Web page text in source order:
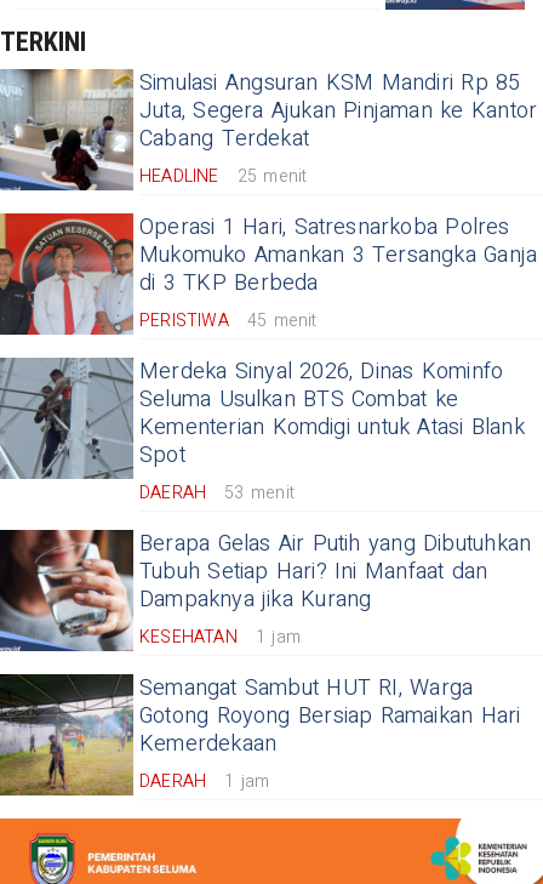
TERKINI
Simulasi Angsuran KSM Mandiri Rp 85
Juta, Segera Ajukan Pinjaman ke Kantor
Cabang Terdekat
HEADLINE 25 menit
Operasi 1 Hari, Satresnarkoba Polres
Mukomuko Amankan 3 Tersangka Ganja
di 3 TKP Berbeda
PERISTIWA 45 menit
Merdeka Sinyal 2026, Dinas Kominfo
Seluma Usulkan BTS Combat ke
Kementerian Komdigi untuk Atasi Blank
Spot
DAERAH 53 menit
Berapa Gelas Air Putih yang Dibutuhkan
Tubuh Setiap Hari? Ini Manfaat dan
Dampaknya jika Kurang
KESEHATAN 1 jam
Semangat Sambut HUT RI, Warga
Gotong Royong Bersiap Ramaikan Hari
Kemerdekaan
DAERAH 1 jam